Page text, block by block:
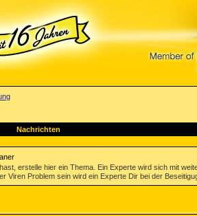
Nachrichten
erstelle hier ein Thema. Ein Experte wird sich mit
Problem sein wird ein Experte Dir bei der